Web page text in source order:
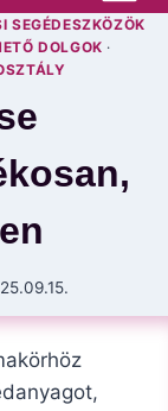
SEGÉDESZKÖZÖK
DOLGOK ·